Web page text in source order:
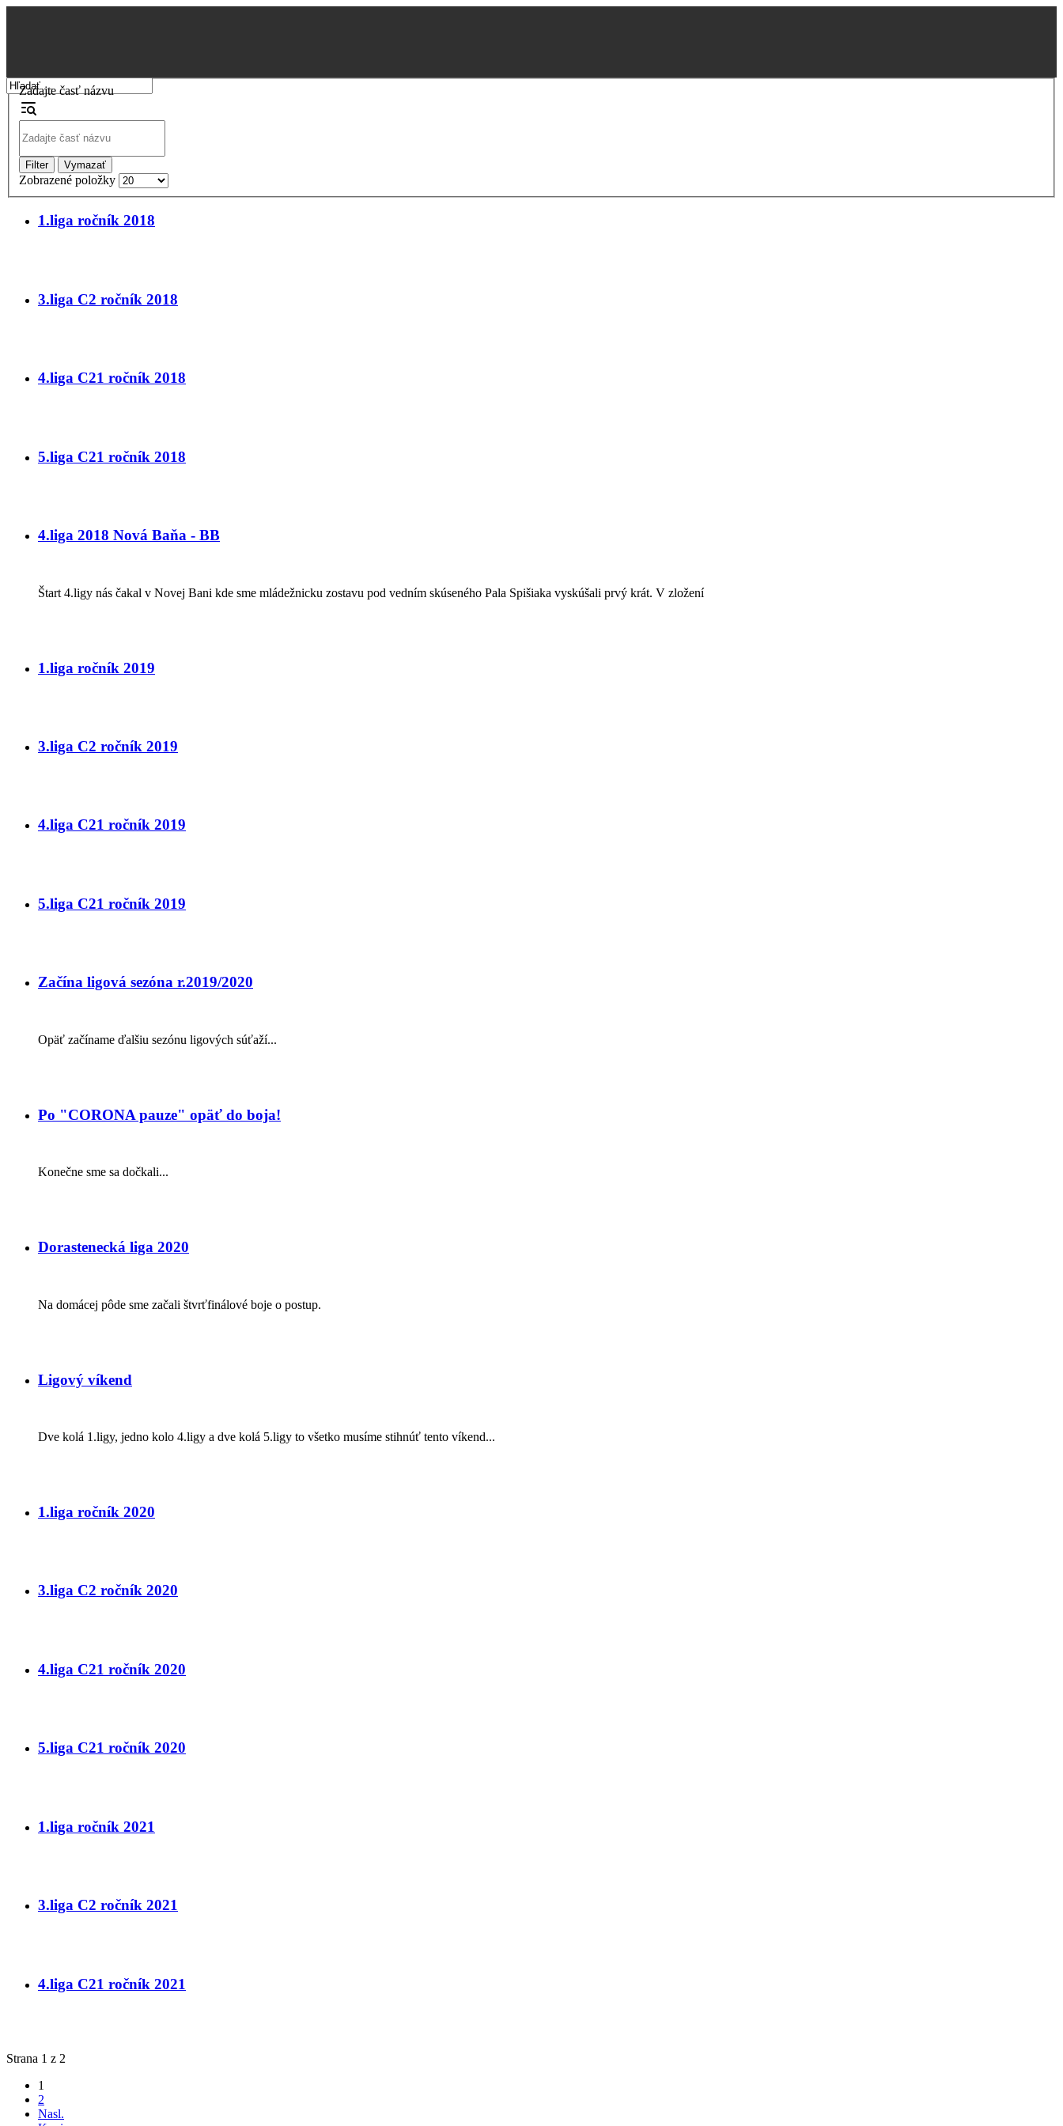
Zadajte časť názvu
Filter Vymazať
Zobrazené položky
1.liga ročník 2018
3.liga C2 ročník 2018
4.liga C21 ročník 2018
5.liga C21 ročník 2018
4.liga 2018 Nová Baňa - BB
Štart 4.ligy nás čakal v Novej Bani kde sme mládežnicku zostavu pod vedním skúseného Pala Spišiaka vyskúšali prvý krát. V zložení
1.liga ročník 2019
3.liga C2 ročník 2019
4.liga C21 ročník 2019
5.liga C21 ročník 2019
Začína ligová sezóna r.2019/2020
Opäť začíname ďalšiu sezónu ligových súťaží...
Po "CORONA pauze" opäť do boja!
Konečne sme sa dočkali...
Dorastenecká liga 2020
Na domácej pôde sme začali štvrťfinálové boje o postup.
Ligový víkend
Dve kolá 1.ligy, jedno kolo 4.ligy a dve kolá 5.ligy to všetko musíme stihnúť tento víkend...
1.liga ročník 2020
3.liga C2 ročník 2020
4.liga C21 ročník 2020
5.liga C21 ročník 2020
1.liga ročník 2021
3.liga C2 ročník 2021
4.liga C21 ročník 2021
Strana 1 z 2
1
2
Nasl.